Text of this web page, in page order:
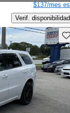
$137/mes
Verif. disponibilidad